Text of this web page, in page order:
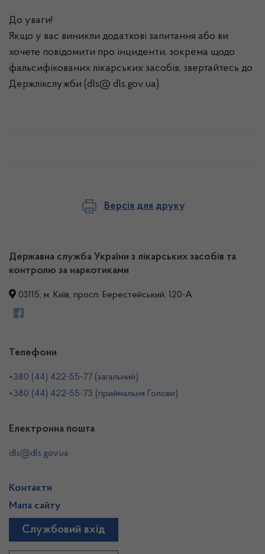
До уваги!
Якщо у вас виникли додаткові запитання або ви
хочете повідомити про інциденти, зокрема щодо
фальсифікованих лікарських засобів, звертайтесь до
Держлікслужби (dls@ dls.gov.ua).
Версія для друку
Державна служба України з лікарських засобів та
контролю за наркотиками
03115, м. Київ, просп. Берестейський, 120-А
Телефони
+380 (44) 422-55-77 (загальний)
+380 (44) 422-55-73 (приймальня Голови)
Електронна пошта
dls@dls.gov.ua
Контакти
Мапа сайту
Службовий вхід